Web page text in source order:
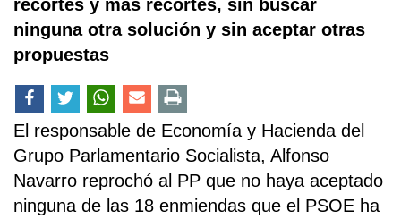
recortes y más recortes, sin buscar
ninguna otra solución y sin aceptar otras
propuestas
El responsable de Economía y Hacienda del
Grupo Parlamentario Socialista, Alfonso
Navarro reprochó al PP que no haya aceptado
ninguna de las 18 enmiendas que el PSOE ha